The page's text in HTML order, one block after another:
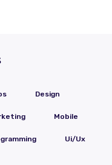
Design
Mobile
Ui/Ux